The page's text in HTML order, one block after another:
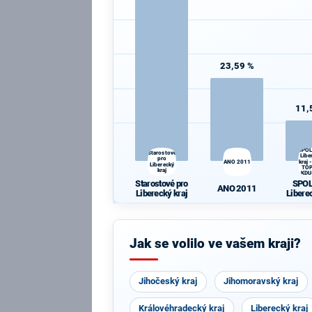
Starostové
pro
Liberecký
kraj
Starostové pro
Liberecký kraj
23,59 %
ANO 2011
ANO 2011
kraj -
Jak se volilo ve vašem kraji?
Jihočeský kraj Jihomoravský kraj
Královéhradecký kraj Liberecký kraj